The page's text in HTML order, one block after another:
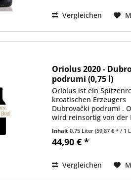
der Nähe von...
Vergleichen
Oriolus 2020 -
podrumi (0,75 l)
Oriolus ist ein
kroatischen Erzeugers
Dubrovački podrumi .
wird reinsortig von der
in Kürze Hinweis:
Personen unter 18
Inhalt0.75 Liter(59,87 € * / 1
44,90 € *
Vergleichen